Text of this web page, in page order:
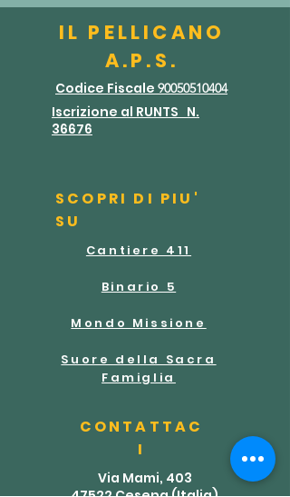
IL PELLICANO
A.P.S.
Codice Fiscale 90050510404
Iscrizione al RUNTS N.
36676
SCOPRI DI PIU'
SU
Cantiere 411
Binario 5
Mondo Missione
Suore della Sacra
Famiglia
CONTATTAC
I
Via Mami, 403